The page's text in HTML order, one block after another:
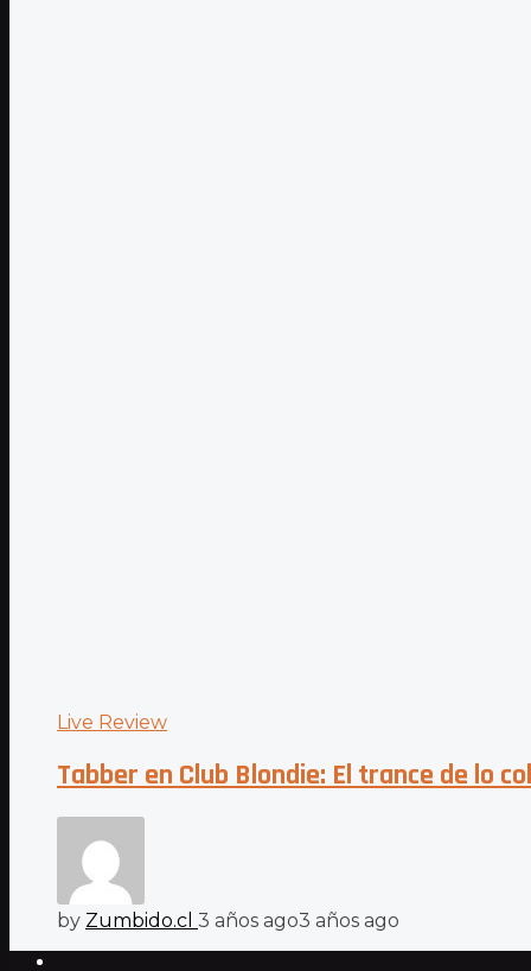
Live Review
Tabber en Club Blondie: El trance de lo
by Zumbido.cl 3 años ago3 años ago